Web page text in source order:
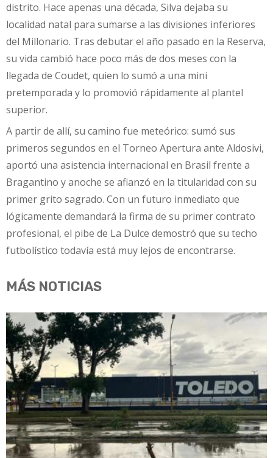
distrito. Hace apenas una década, Silva dejaba su
localidad natal para sumarse a las divisiones inferiores
del Millonario. Tras debutar el año pasado en la Reserva,
su vida cambió hace poco más de dos meses con la
llegada de Coudet, quien lo sumó a una mini
pretemporada y lo promovió rápidamente al plantel
superior.
A partir de allí, su camino fue meteórico: sumó sus
primeros segundos en el Torneo Apertura ante Aldosivi,
aportó una asistencia internacional en Brasil frente a
Bragantino y anoche se afianzó en la titularidad con su
primer grito sagrado. Con un futuro inmediato que
lógicamente demandará la firma de su primer contrato
profesional, el pibe de La Dulce demostró que su techo
futbolístico todavía está muy lejos de encontrarse.
MÁS NOTICIAS